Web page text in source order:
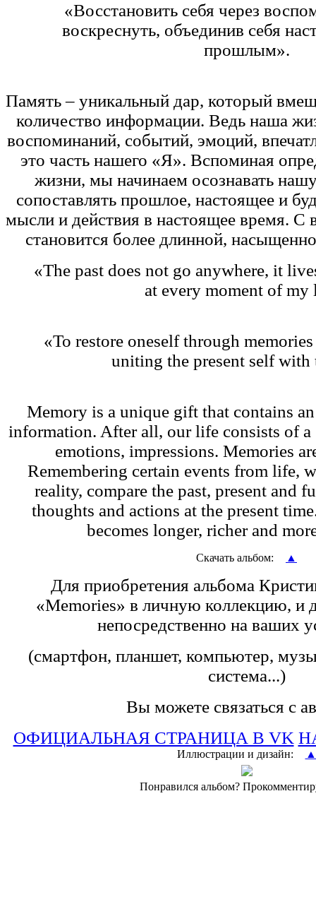
«Восстановить себя через
воскреснуть, объединив себя
прошлым».
Память – уникальный дар, который
количество информации. Ведь наша
воспоминаний, событий, эмоций,
это часть нашего «Я». Вспоминая
жизни, мы начинаем осознавать
сопоставлять прошлое, настоящее и
мысли и действия в настоящее время. С
становится более длинной,
«The past does not go anywhere, it
at every moment of my
«To restore oneself through
uniting the present self with
Memory is a unique gift that contains
information. After all, our life consists of a
emotions, impressions. Memories
Remembering certain events from life,
reality, compare the past, present and
thoughts and actions at the present
becomes longer, richer and
Скачать альбом: ▲
Для приобретения альбомa
«Memories» в личную коллекцию, и
непосредственно на ваших
(смартфон, планшет, компьютер,
система...)
Вы можете связаться с
ОФИЦИАЛЬНАЯ СТРАНИЦА В VK
Иллюстрации и дизайн: ▲
Понравился альбом?